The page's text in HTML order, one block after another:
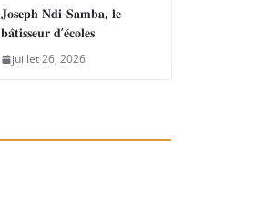
𝐉𝐨𝐬𝐞𝐩𝐡 𝐍𝐝𝐢-𝐒𝐚𝐦𝐛𝐚, 𝐥𝐞
𝐛𝐚̂𝐭𝐢𝐬𝐬𝐞𝐮𝐫 𝐝’𝐞́𝐜𝐨𝐥𝐞𝐬
juillet 26, 2026